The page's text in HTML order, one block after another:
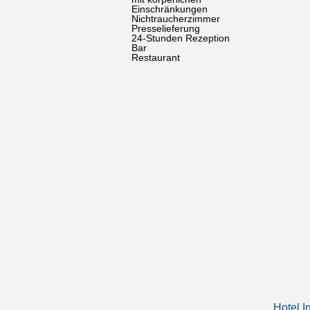
Einschränkungen
Nichtraucherzimmer
Presselieferung
24-Stunden Rezeption
Bar
Restaurant
Hotel